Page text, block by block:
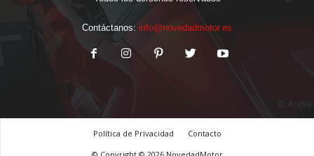
Contáctanos: info@novedadmotor.es
Política de Privacidad
Contacto